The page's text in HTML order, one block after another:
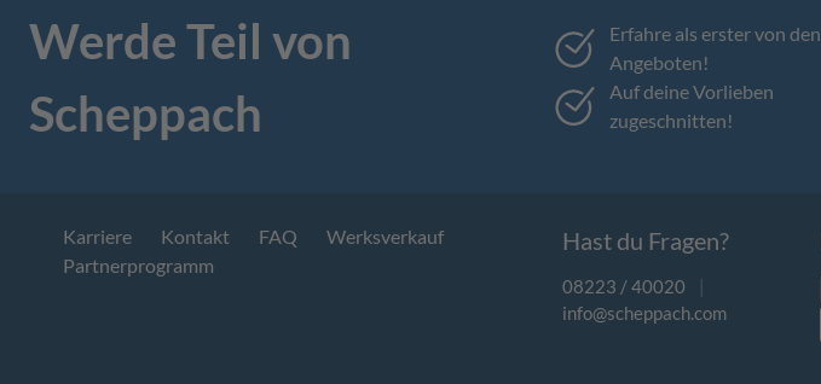
Werde Teil von
Scheppach
Erfahre als erster von den
Angeboten!
Auf deine Vorlieben
zugeschnitten!
Karriere Kontakt FAQ
Werksverkauf
Partnerprogramm
Hast du Fragen?
08223 / 40020
|
info@scheppach.com